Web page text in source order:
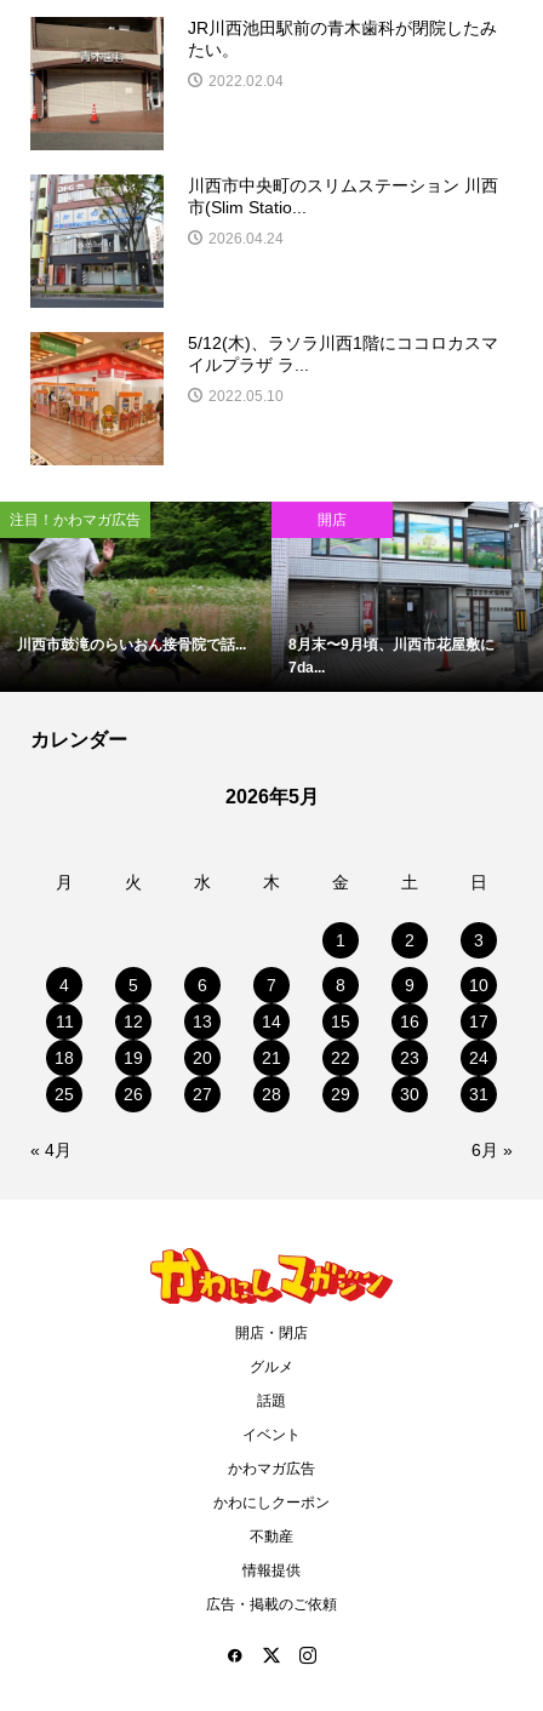
JR川西池田駅前の青木歯科が閉院したみ
たい。
2022.02.04
川西市中央町のスリムステーション 川西
市(Slim Statio...
2026.04.24
5/12(木)、ラソラ川西1階にココロカスマ
イルプラザ ラ...
2022.05.10
注目！かわマガ広告
川西市鼓滝のらいおん接骨院で話...
開店
8月末〜9月頃、川西市花屋敷に
7da...
カレンダー
2026年5月
月 火 水 木 金 土 日
1 2 3
4 5 6 7 8 9
10
11
12 13 14 15 16
17
18
19 20 21 22 23
24
25
26 27 28 29 30 31
« 4月 6月 »
開店・閉店
グルメ
話題
イベント
かわマガ広告
かわにしクーポン
不動産
情報提供
広告・掲載のご依頼